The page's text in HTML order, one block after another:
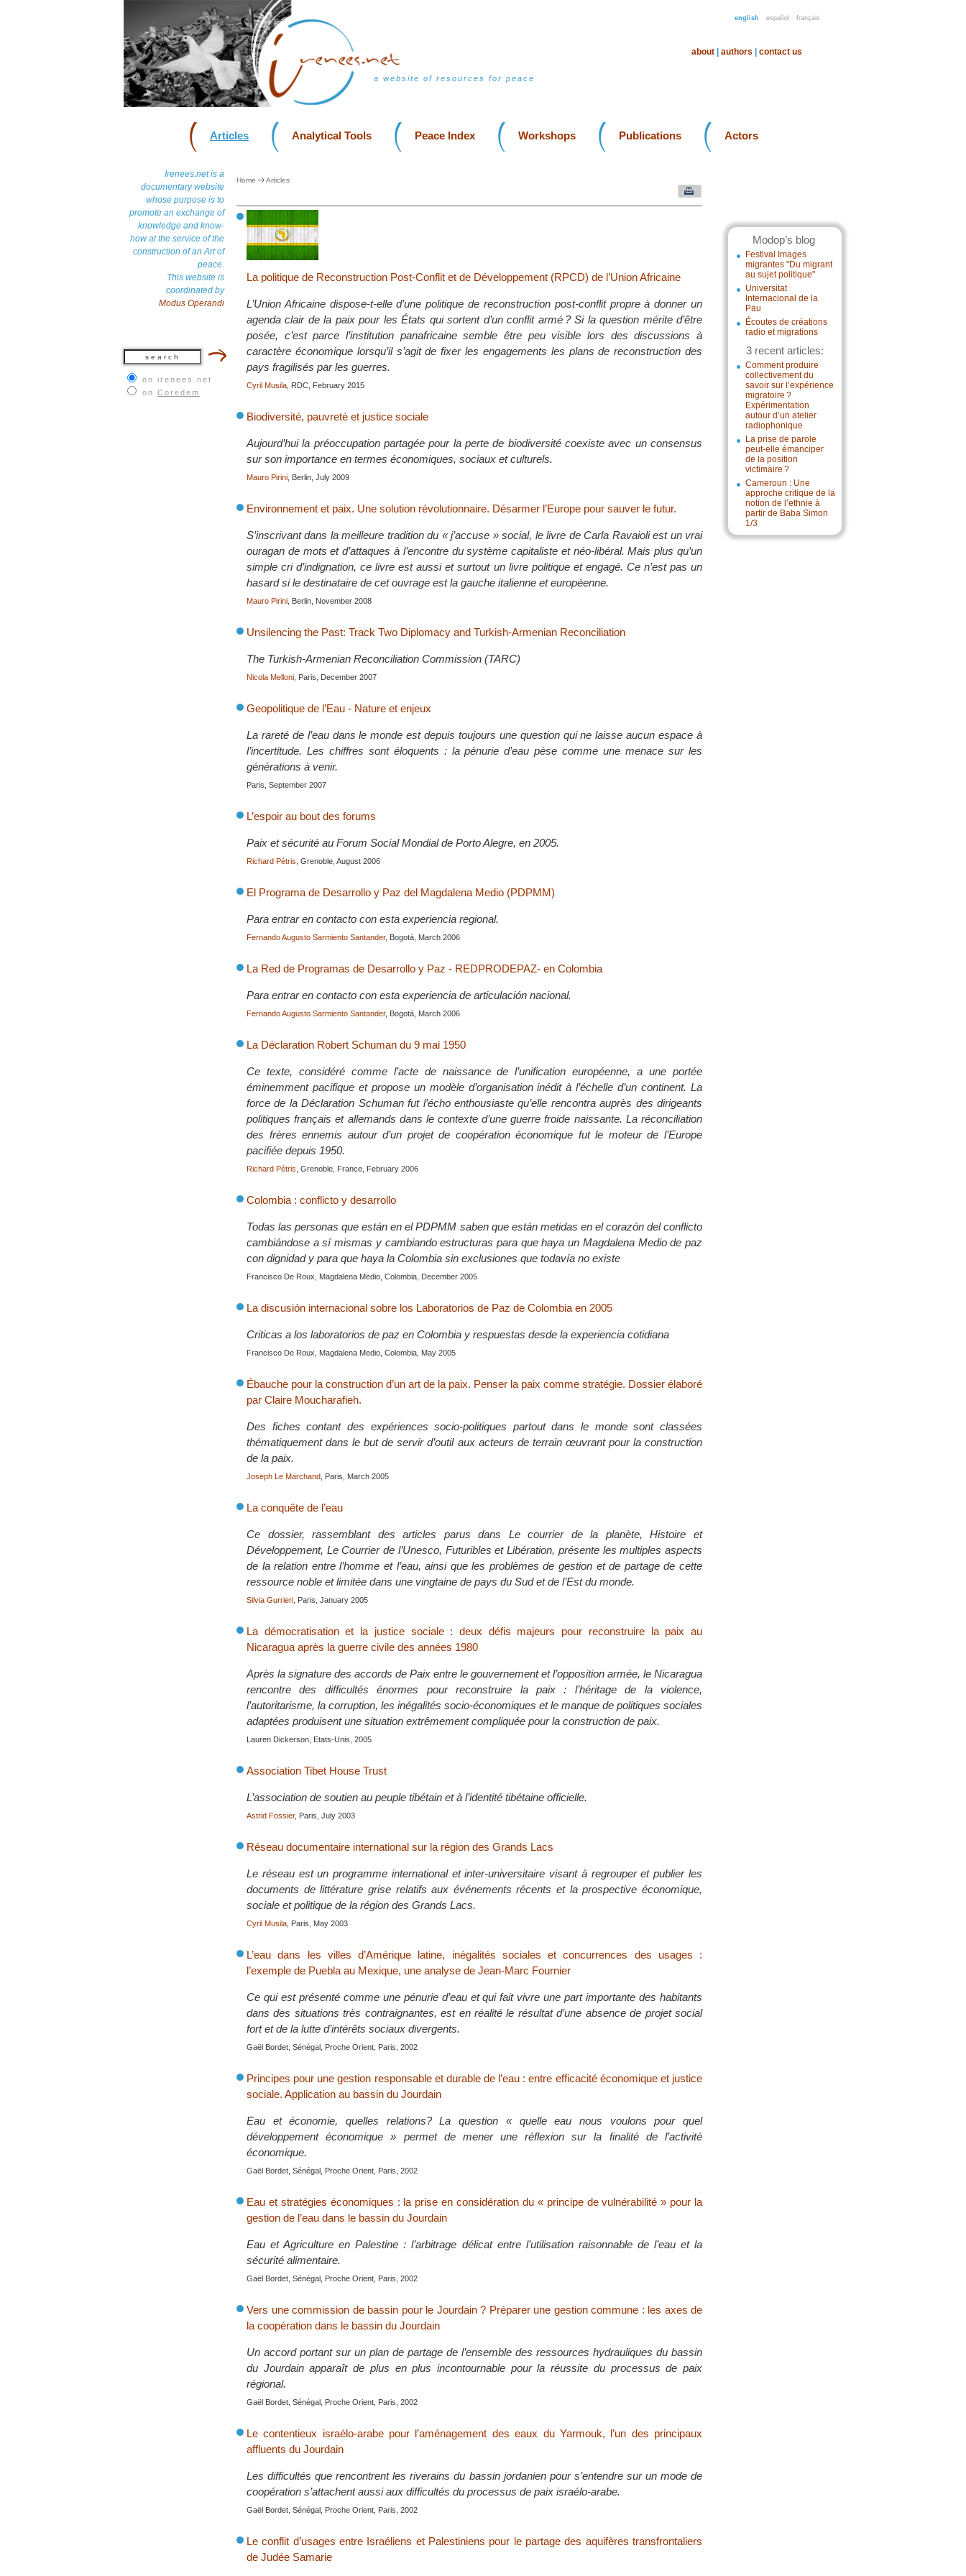
english español français
a website of resources for peace
about authors contact us
Articles Analytical Tools Peace Index Workshops Publications Actors
Irenees.net is a
documentary website
whose purpose is to
promote an exchange of
knowledge and know-
how at the service of the
construction of an Art of
peace.
This website is
coordinated by
Modus Operandi
on irenees.net
on Coredem
Modop’s blog
Festival Images
migrantes "Du migrant
au sujet politique"
Universitat
Internacional de la
Pau
Écoutes de créations
radio et migrations
3 recent articles:
Comment produire
collectivement du
savoir sur l’expérience
migratoire ?
Expérimentation
autour d’un atelier
radiophonique
La prise de parole
peut-elle émanciper
de la position
victimaire ?
Cameroun : Une
approche critique de la
notion de l’ethnie à
partir de Baba Simon
1/3
Home Articles
La politique de Reconstruction Post-Conflit et de Développement (RPCD) de l’Union Africaine
L’Union Africaine dispose-t-elle d’une politique de reconstruction post-conflit propre à donner un
agenda clair de la paix pour les États qui sortent d’un conflit armé ? Si la question mérite d’être
posée, c’est parce l’institution panafricaine semble être peu visible lors des discussions à
caractère économique lorsqu’il s’agit de fixer les engagements les plans de reconstruction des
pays fragilisés par les guerres.
Cyril Musila , RDC, February 2015
Biodiversité, pauvreté et justice sociale
Aujourd’hui la préoccupation partagée pour la perte de biodiversité coexiste avec un consensus
sur son importance en termes économiques, sociaux et culturels.
Mauro Pirini , Berlin, July 2009
Environnement et paix. Une solution révolutionnaire. Désarmer l’Europe pour sauver le futur.
S’inscrivant dans la meilleure tradition du « j’accuse » social, le livre de Carla Ravaioli est un vrai
ouragan de mots et d’attaques à l’encontre du système capitaliste et néo-libéral. Mais plus qu’un
simple cri d’indignation, ce livre est aussi et surtout un livre politique et engagé. Ce n’est pas un
hasard si le destinataire de cet ouvrage est la gauche italienne et européenne.
Mauro Pirini , Berlin, November 2008
Unsilencing the Past: Track Two Diplomacy and Turkish-Armenian Reconciliation
The Turkish-Armenian Reconciliation Commission (TARC)
Nicola Melloni , Paris, December 2007
Geopolitique de l’Eau - Nature et enjeux
La rareté de l’eau dans le monde est depuis toujours une question qui ne laisse aucun espace à
l’incertitude. Les chiffres sont éloquents : la pénurie d’eau pèse comme une menace sur les
générations à venir.
Paris, September 2007
L’espoir au bout des forums
Paix et sécurité au Forum Social Mondial de Porto Alegre, en 2005.
Richard Pétris , Grenoble, August 2006
El Programa de Desarrollo y Paz del Magdalena Medio (PDPMM)
Para entrar en contacto con esta experiencia regional.
Fernando Augusto Sarmiento Santander, Bogotá, March 2006
La Red de Programas de Desarrollo y Paz - REDPRODEPAZ- en Colombia
Para entrar en contacto con esta experiencia de articulación nacional.
Fernando Augusto Sarmiento Santander, Bogotá, March 2006
La Déclaration Robert Schuman du 9 mai 1950
Ce texte, considéré comme l’acte de naissance de l’unification européenne, a une portée
éminemment pacifique et propose un modèle d’organisation inédit à l’échelle d’un continent. La
force de la Déclaration Schuman fut l’écho enthousiaste qu’elle rencontra auprès des dirigeants
politiques français et allemands dans le contexte d’une guerre froide naissante. La réconciliation
des frères ennemis autour d’un projet de coopération économique fut le moteur de l’Europe
pacifiée depuis 1950.
Richard Pétris , Grenoble, France, February 2006
Colombia : conflicto y desarrollo
Todas las personas que están en el PDPMM saben que están metidas en el corazón del conflicto
cambiándose a sí mismas y cambiando estructuras para que haya un Magdalena Medio de paz
con dignidad y para que haya la Colombia sin exclusiones que todavía no existe
Francisco De Roux, Magdalena Medio, Colombia, December 2005
La discusión internacional sobre los Laboratorios de Paz de Colombia en 2005
Criticas a los laboratorios de paz en Colombia y respuestas desde la experiencia cotidiana
Francisco De Roux, Magdalena Medio, Colombia, May 2005
Ébauche pour la construction d’un art de la paix. Penser la paix comme stratégie. Dossier élaboré
par Claire Moucharafieh.
Des fiches contant des expériences socio-politiques partout dans le monde sont classées
thématiquement dans le but de servir d’outil aux acteurs de terrain œuvrant pour la construction
de la paix.
Joseph Le Marchand , Paris, March 2005
La conquête de l’eau
Ce dossier, rassemblant des articles parus dans Le courrier de la planète, Histoire et
Développement, Le Courrier de l’Unesco, Futuribles et Libération, présente les multiples aspects
de la relation entre l’homme et l’eau, ainsi que les problèmes de gestion et de partage de cette
ressource noble et limitée dans une vingtaine de pays du Sud et de l’Est du monde.
Silvia Gurrieri , Paris, January 2005
La démocratisation et la justice sociale : deux défis majeurs pour reconstruire la paix au
Nicaragua après la guerre civile des années 1980
Après la signature des accords de Paix entre le gouvernement et l’opposition armée, le Nicaragua
rencontre des difficultés énormes pour reconstruire la paix : l’héritage de la violence,
l’autoritarisme, la corruption, les inégalités socio-économiques et le manque de politiques sociales
adaptées produisent une situation extrêmement compliquée pour la construction de paix.
Lauren Dickerson, Etats-Unis, 2005
Association Tibet House Trust
L’association de soutien au peuple tibétain et à l’identité tibétaine officielle.
Astrid Fossier, Paris, July 2003
Réseau documentaire international sur la région des Grands Lacs
Le réseau est un programme international et inter-universitaire visant à regrouper et publier les
documents de littérature grise relatifs aux événements récents et la prospective économique,
sociale et politique de la région des Grands Lacs.
Cyril Musila , Paris, May 2003
L’eau dans les villes d’Amérique latine, inégalités sociales et concurrences des usages :
l’exemple de Puebla au Mexique, une analyse de Jean-Marc Fournier
Ce qui est présenté comme une pénurie d’eau et qui fait vivre une part importante des habitants
dans des situations très contraignantes, est en réalité le résultat d’une absence de projet social
fort et de la lutte d’intérêts sociaux divergents.
Gaël Bordet, Sénégal, Proche Orient, Paris, 2002
Principes pour une gestion responsable et durable de l’eau : entre efficacité économique et justice
sociale. Application au bassin du Jourdain
Eau et économie, quelles relations? La question « quelle eau nous voulons pour quel
développement économique » permet de mener une réflexion sur la finalité de l’activité
économique.
Gaël Bordet, Sénégal, Proche Orient, Paris, 2002
Eau et stratégies économiques : la prise en considération du « principe de vulnérabilité » pour la
gestion de l’eau dans le bassin du Jourdain
Eau et Agriculture en Palestine : l’arbitrage délicat entre l’utilisation raisonnable de l’eau et la
sécurité alimentaire.
Gaël Bordet, Sénégal, Proche Orient, Paris, 2002
Vers une commission de bassin pour le Jourdain ? Préparer une gestion commune : les axes de
la coopération dans le bassin du Jourdain
Un accord portant sur un plan de partage de l’ensemble des ressources hydrauliques du bassin
du Jourdain apparaît de plus en plus incontournable pour la réussite du processus de paix
régional.
Gaël Bordet, Sénégal, Proche Orient, Paris, 2002
Le contentieux israélo-arabe pour l’aménagement des eaux du Yarmouk, l’un des principaux
affluents du Jourdain
Les difficultés que rencontrent les riverains du bassin jordanien pour s’entendre sur un mode de
coopération s’attachent aussi aux difficultés du processus de paix israélo-arabe.
Gaël Bordet, Sénégal, Proche Orient, Paris, 2002
Le conflit d’usages entre Israéliens et Palestiniens pour le partage des aquifères transfrontaliers
de Judée Samarie